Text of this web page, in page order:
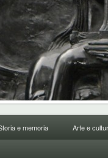
e memoria Arte e